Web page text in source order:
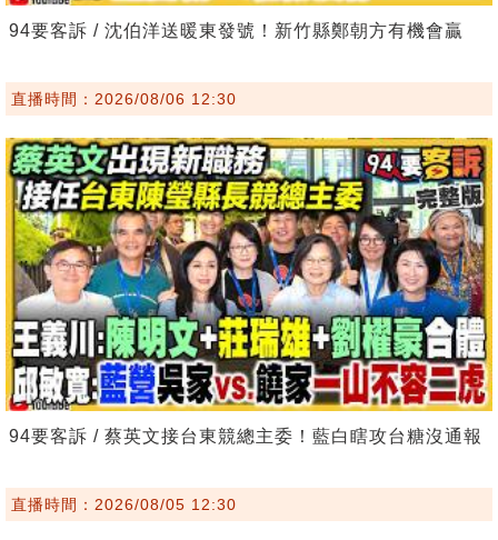
94要客訴 / 沈伯洋送暖東發號！新竹縣鄭朝方有機會贏
直播時間：2026/08/06 12:30
94要客訴 / 蔡英文接台東競總主委！藍白瞎攻台糖沒通報
直播時間：2026/08/05 12:30